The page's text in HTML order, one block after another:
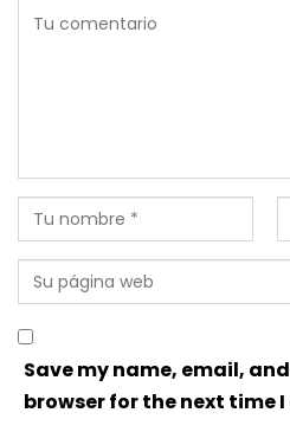
Save my name, email,
browser for the next time